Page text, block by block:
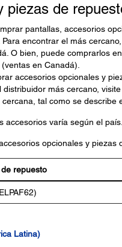
piezas de
pantallas, accesorios
encontrar el más
O bien, puede comprarlos
en Canadá).
accesorios opcionales y
más cercano,
tal como se describe
accesorios varía según el país.
opcionales y piezas
repuesto
Latina)